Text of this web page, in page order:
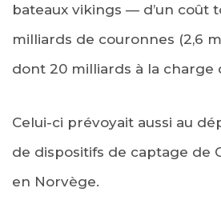
bateaux vikings — d’un coût
milliards de couronnes (2,6
dont 20 milliards à la charge
Celui-ci prévoyait aussi au
de dispositifs de captage de
en Norvège.